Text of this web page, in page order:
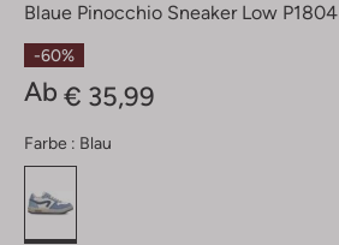
Blaue Pinocchio Sneaker Low P1804
-60%
Ab € 35,99
Farbe : Blau